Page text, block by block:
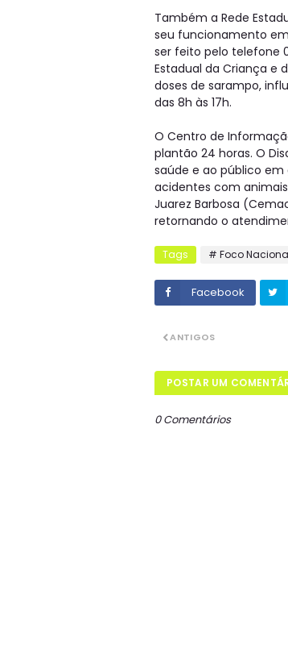
Também a Rede
seu funcionamento
ser feito pelo telefone
Estadual da Criança e
doses de sarampo,
das 8h às 17h.
O Centro de
plantão 24 horas. O
saúde e ao público
acidentes com
Juarez Barbosa
retornando o
Tags # Foco
Facebook
ANTIGOS
POSTAR UM
0 Comentários